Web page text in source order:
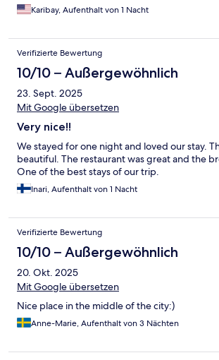
Karibay, Aufenthalt von 1 Nacht
Verifizierte Bewertung
10/10 – Außergewöhnlich
23. Sept. 2025
Mit Google übersetzen
Very nice!!
We stayed for one night and loved our stay.
beautiful. The restaurant was great and the
One of the best stays of our trip.
Inari, Aufenthalt von 1 Nacht
Verifizierte Bewertung
10/10 – Außergewöhnlich
20. Okt. 2025
Mit Google übersetzen
Nice place in the middle of the city:)
Anne-Marie, Aufenthalt von 3 Nächten